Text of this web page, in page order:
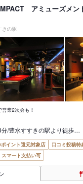
アミューズメ
きの駅
業2次会も！
/豊水すすきの駅より徒歩…
イント還元対象店
口コミ投稿特
スマート支払い可